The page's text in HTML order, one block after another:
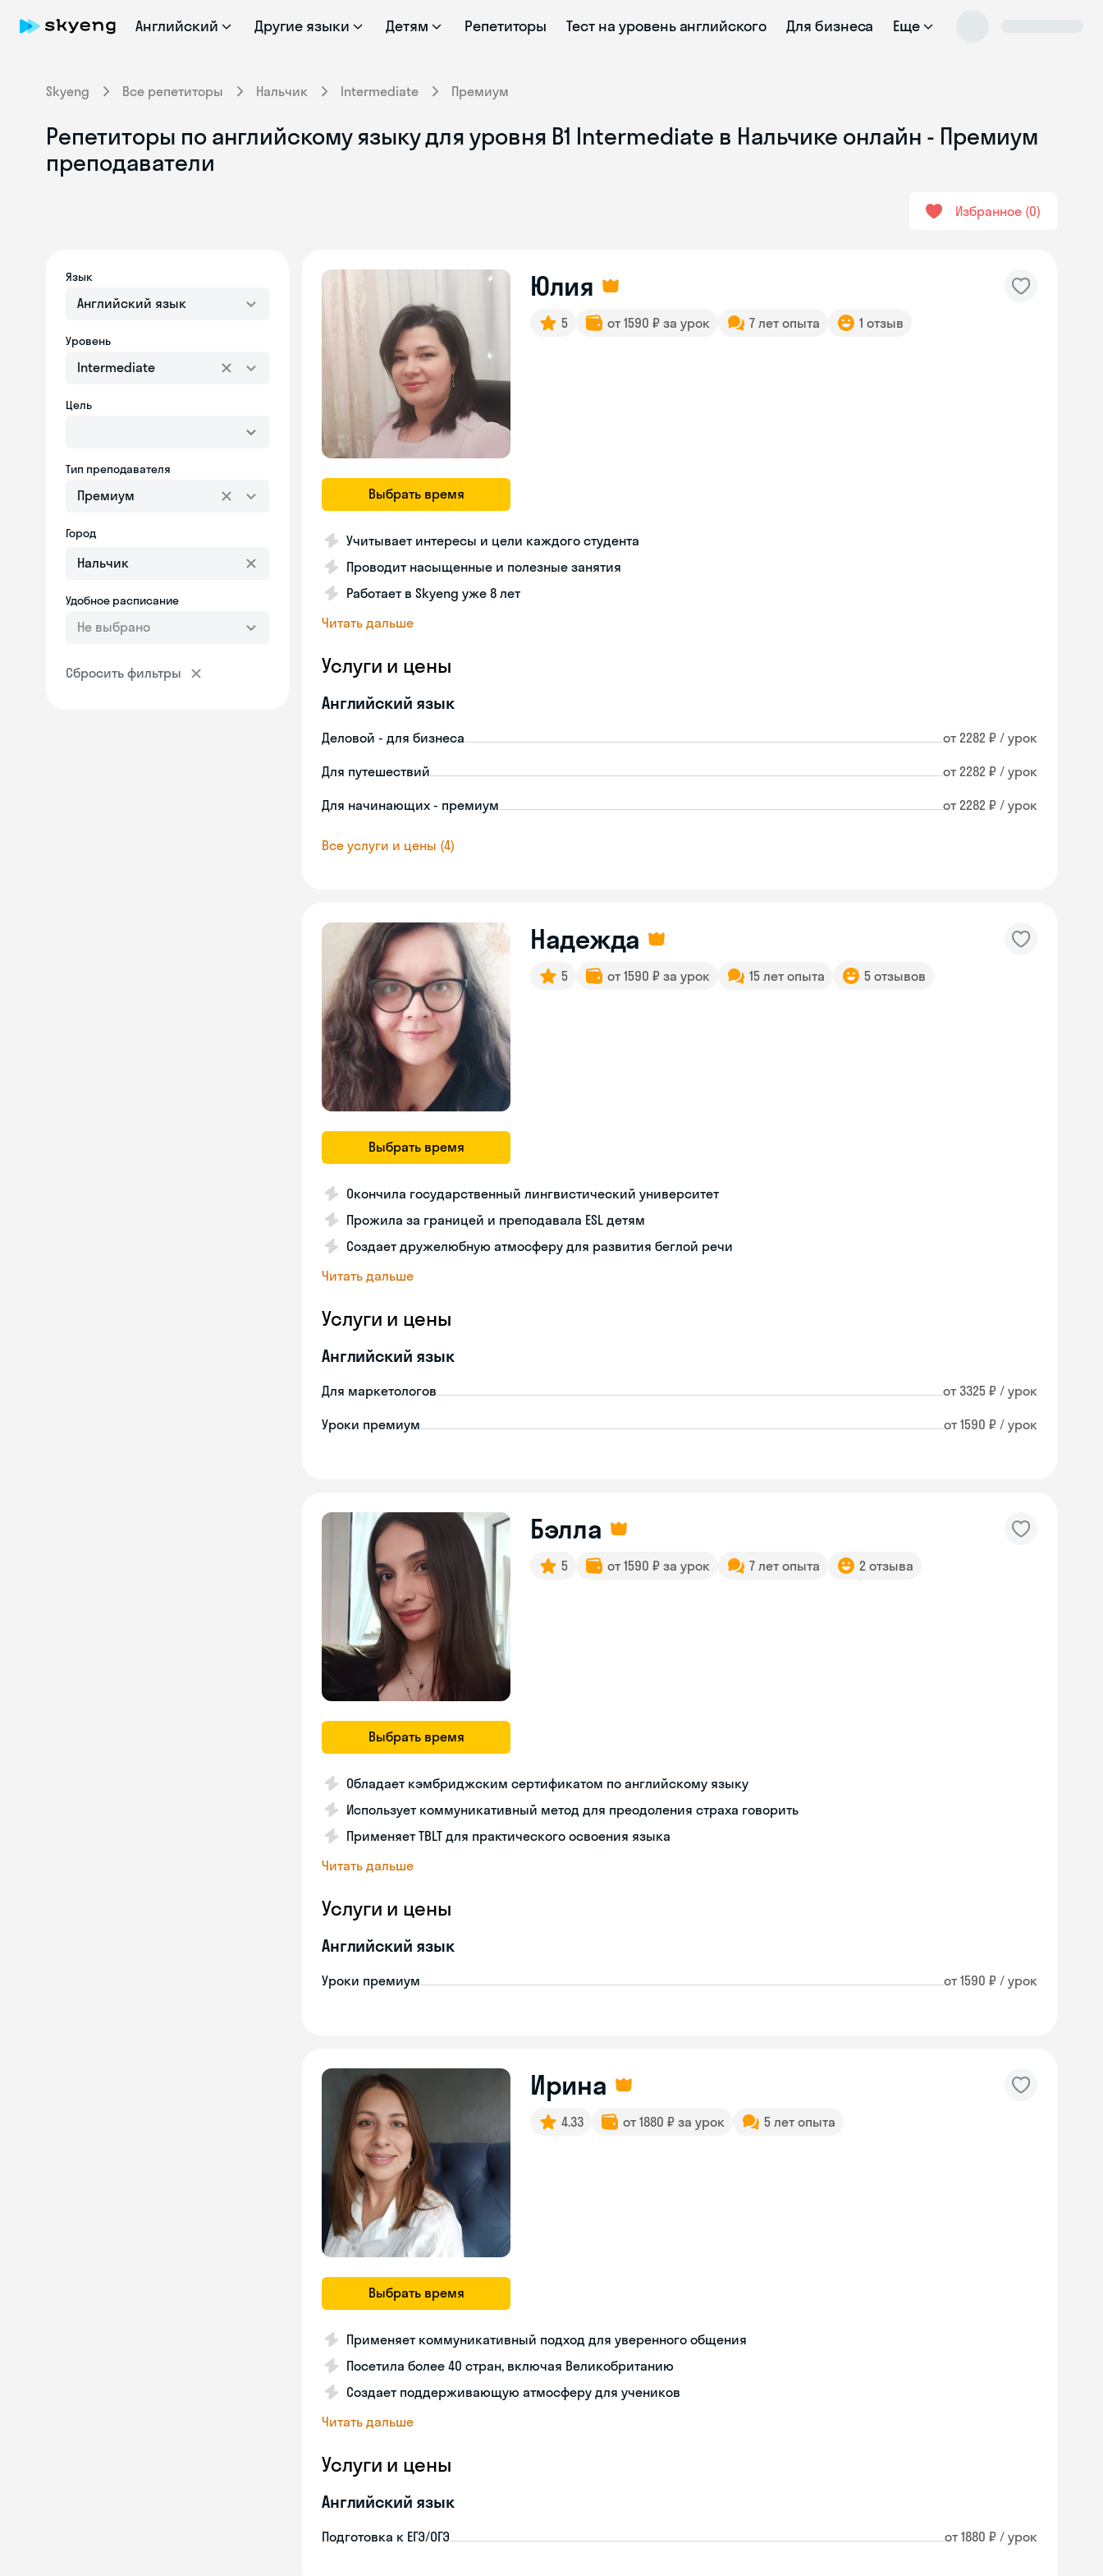
Английский Другие языки Детям Репетиторы Тест на уровень английского Для бизнеса Еще
Skyeng Все репетиторы Нальчик Intermediate Премиум
Репетиторы по английскому языку для уровня B1 Intermediate в Нальчике онлайн - Премиум
преподаватели
Избранное 0
Язык
Английский язык
Уровень
Intermediate
Цель
Тип преподавателя
Премиум
Город
Удобное расписание
Не выбрано
Сбросить фильтры
Выбрать время
Юлия
5 от 1590 ₽ за урок 7 лет опыта 1 отзыв
Учитывает интересы и цели каждого студента
Проводит насыщенные и полезные занятия
Работает в Skyeng уже 8 лет
Читать дальше
Услуги и цены
Английский язык
Деловой - для бизнеса от 2282 ₽ / урок
Для путешествий от 2282 ₽ / урок
Для начинающих - премиум от 2282 ₽ / урок
Все услуги и цены (4)
Выбрать время
Надежда
5 от 1590 ₽ за урок 15 лет опыта 5 отзывов
Окончила государственный лингвистический университет
Прожила за границей и преподавала ESL детям
Создает дружелюбную атмосферу для развития беглой речи
Читать дальше
Услуги и цены
Английский язык
Для маркетологов от 3325 ₽ / урок
Уроки премиум от 1590 ₽ / урок
Выбрать время
Бэлла
5 от 1590 ₽ за урок 7 лет опыта 2 отзыва
Обладает кэмбриджским сертификатом по английскому языку
Использует коммуникативный метод для преодоления страха говорить
Применяет TBLT для практического освоения языка
Читать дальше
Услуги и цены
Английский язык
Уроки премиум от 1590 ₽ / урок
Выбрать время
Ирина
4.33 от 1880 ₽ за урок 5 лет опыта
Применяет коммуникативный подход для уверенного общения
Посетила более 40 стран, включая Великобританию
Создает поддерживающую атмосферу для учеников
Читать дальше
Услуги и цены
Английский язык
Подготовка к ЕГЭ/ОГЭ от 1880 ₽ / урок